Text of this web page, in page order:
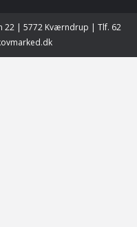
22 | 5772 Kværndrup | Tlf. 62